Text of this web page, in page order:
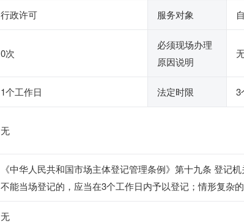
行政许可 服务对象
0次
必须现场办理
原因说明
1个工作日 法定时限 3
无
《中华人民共和国市场主体登记管理条例》第十九条 登记
不能当场登记的，应当在3个工作日内予以登记；情形复杂
无